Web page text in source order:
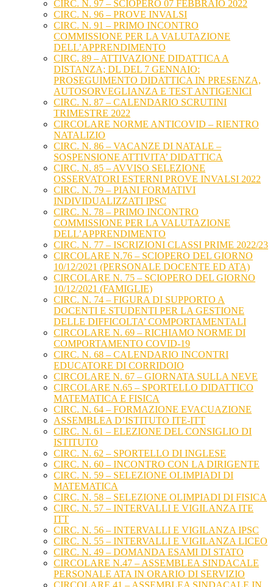
CIRC. N. 97 – SCIOPERO 07 FEBBRAIO 2022
CIRC. N. 96 – PROVE INVALSI
CIRC. N. 91 – PRIMO INCONTRO
COMMISSIONE PER LA VALUTAZIONE
DELL’APPRENDIMENTO
CIRC. 89 – ATTIVAZIONE DIDATTICA A
DISTANZA; DL DEL 7 GENNAIO:
PROSEGUIMENTO DIDATTICA IN PRESENZA,
AUTOSORVEGLIANZA E TEST ANTIGENICI
CIRC. N. 87 – CALENDARIO SCRUTINI
TRIMESTRE 2022
CIRCOLARE NORME ANTICOVID – RIENTRO
NATALIZIO
CIRC. N. 86 – VACANZE DI NATALE –
SOSPENSIONE ATTIVITA’ DIDATTICA
CIRC. N. 85 – AVVISO SELEZIONE
OSSERVATORI ESTERNI PROVE INVALSI 2022
CIRC. N. 79 – PIANI FORMATIVI
INDIVIDUALIZZATI IPSC
CIRC. N. 78 – PRIMO INCONTRO
COMMISSIONE PER LA VALUTAZIONE
DELL’APPRENDIMENTO
CIRC. N. 77 – ISCRIZIONI CLASSI PRIME 2022/23
CIRCOLARE N.76 – SCIOPERO DEL GIORNO
10/12/2021 (PERSONALE DOCENTE ED ATA)
CIRCOLARE N. 75 – SCIOPERO DEL GIORNO
10/12/2021 (FAMIGLIE)
CIRC. N. 74 – FIGURA DI SUPPORTO A
DOCENTI E STUDENTI PER LA GESTIONE
DELLE DIFFICOLTA’ COMPORTAMENTALI
CIRCOLARE N. 69 – RICHIAMO NORME DI
COMPORTAMENTO COVID-19
CIRC. N. 68 – CALENDARIO INCONTRI
EDUCATORE DI CORRIDOIO
CIRCOLARE N. 67 – GIORNATA SULLA NEVE
CIRCOLARE N.65 – SPORTELLO DIDATTICO
MATEMATICA E FISICA
CIRC. N. 64 – FORMAZIONE EVACUAZIONE
ASSEMBLEA D’ISTITUTO ITE-ITT
CIRC. N. 61 – ELEZIONE DEL CONSIGLIO DI
ISTITUTO
CIRC. N. 62 – SPORTELLO DI INGLESE
CIRC. N. 60 – INCONTRO CON LA DIRIGENTE
CIRC. N. 59 – SELEZIONE OLIMPIADI DI
MATEMATICA
CIRC. N. 58 – SELEZIONE OLIMPIADI DI FISICA
CIRC. N. 57 – INTERVALLI E VIGILANZA ITE
ITT
CIRC. N. 56 – INTERVALLI E VIGILANZA IPSC
CIRC. N. 55 – INTERVALLI E VIGILANZA LICEO
CIRC. N. 49 – DOMANDA ESAMI DI STATO
CIRCOLARE N.47 – ASSEMBLEA SINDACALE
PERSONALE ATA IN ORARIO DI SERVIZIO